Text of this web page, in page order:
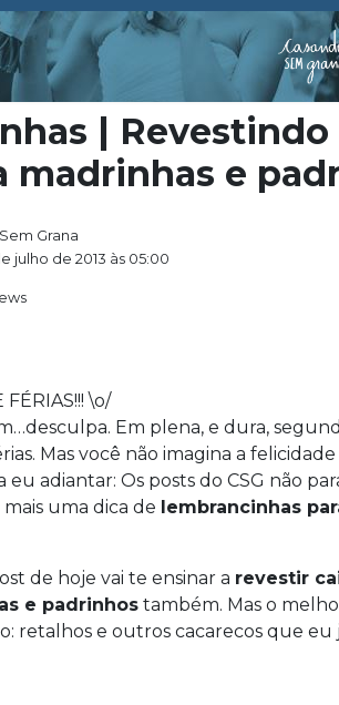
| Revestindo
madrinhas e
Grana
julho de 2013 às 05:00
\o/
Em plena, e dura,
Mas você não imagina a
eu adiantar: Os posts do CSG não
uma dica de lembrancinhas
de hoje vai te ensinar a revestir
e padrinhos também. Mas o
retalhos e outros cacarecos que eu